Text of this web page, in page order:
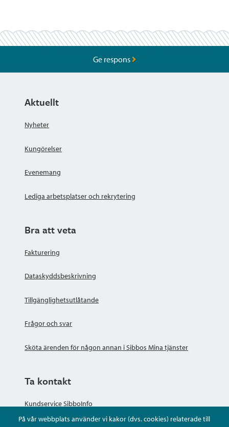
På vår webbplats använder vi kakor (dvs. cookies) relaterade till
Ge respons
Aktuellt
Nyheter
Kungörelser
Evenemang
Lediga arbetsplatser och rekrytering
Bra att veta
Fakturering
Dataskyddsbeskrivning
Tillgänglighetsutlåtande
Frågor och svar
Sköta ärenden för någon annan i Sibbos Mina tjänster
Ta kontakt
Kundservice SibboInfo